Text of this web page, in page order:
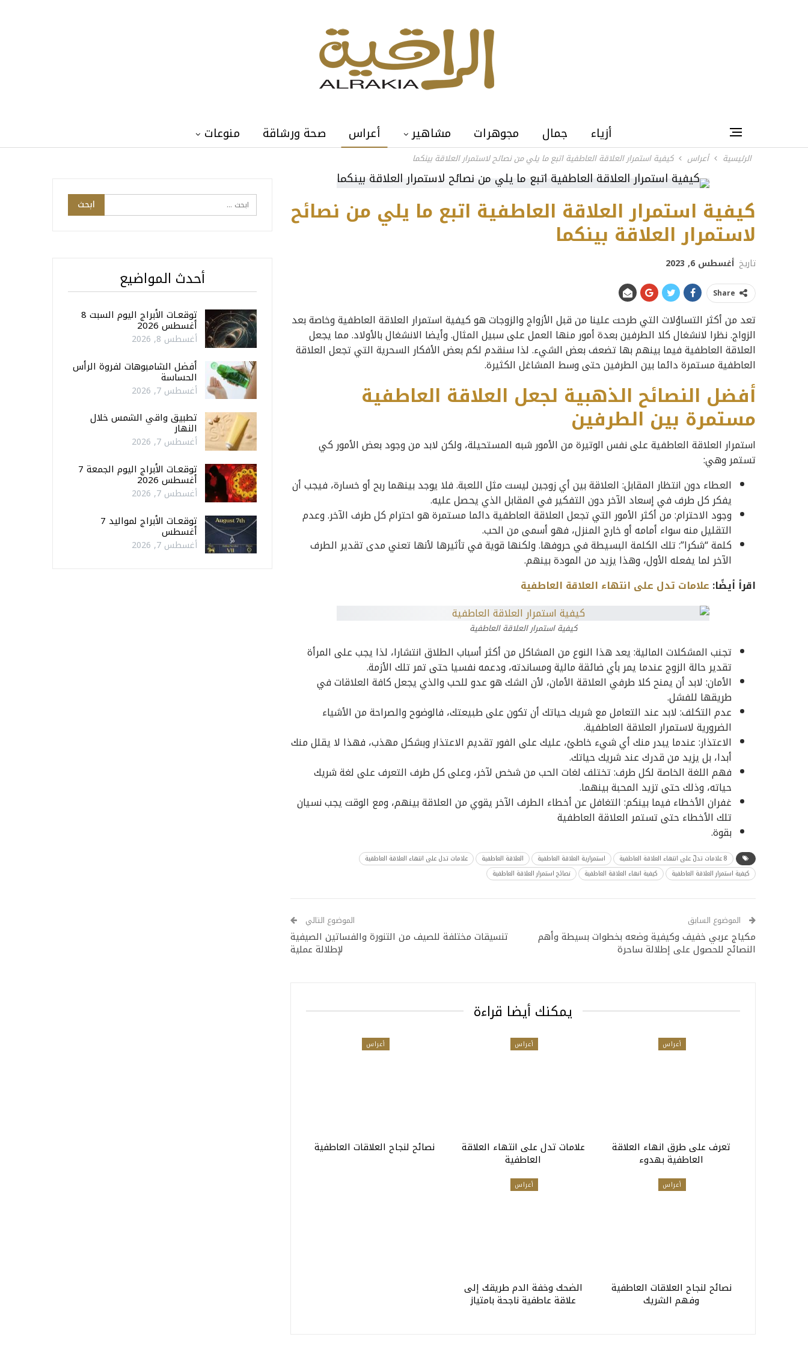
أزياء جمال مجوهرات مشاهير أعراس صحة ورشاقة منوعات
الرئيسية أعراس كيفية استمرار العلاقة العاطفية اتبع ما يلي من نصائح لاستمرار العلاقة بينكما
كيفية استمرار العلاقة العاطفية اتبع ما يلي من نصائح
لاستمرار العلاقة بينكما
تاريخ أغسطس 6, 2023
Share
تعد من أكثر التساؤلات التي طرحت علينا من قبل الأزواج والزوجات هو كيفية استمرار العلاقة العاطفية وخاصة بعد
الزواج. نظرا لانشغال كلا الطرفين بعدة أمور منها العمل على سبيل المثال. وأيضا الانشغال بالأولاد. مما يجعل
العلاقة العاطفية فيما بينهم بها تضعف بعض الشيء. لذا سنقدم لكم بعض الأفكار السحرية التي تجعل العلاقة
العاطفية مستمرة دائما بين الطرفين حتى وسط المشاغل الكثيرة.
أفضل النصائح الذهبية لجعل العلاقة العاطفية
مستمرة بين الطرفين
استمرار العلاقة العاطفية على نفس الوتيرة من الأمور شبه المستحيلة، ولكن لابد من وجود بعض الأمور كي
تستمر وهي:
العطاء دون انتظار المقابل: العلاقة بين أي زوجين ليست مثل اللعبة. فلا يوجد بينهما ربح أو خسارة، فيجب أن
يفكر كل طرف في إسعاد الآخر دون التفكير في المقابل الذي يحصل عليه.
وجود الاحترام: من أكثر الأمور التي تجعل العلاقة العاطفية دائما مستمرة هو احترام كل طرف الآخر. وعدم
التقليل منه سواء أمامه أو خارج المنزل، فهو أسمى من الحب.
كلمة “شكرا”: تلك الكلمة البسيطة في حروفها. ولكنها قوية في تأثيرها لأنها تعني مدى تقدير الطرف
الآخر لما يفعله الأول، وهذا يزيد من المودة بينهم.
اقرأ أيضًا: علامات تدل على انتهاء العلاقة العاطفية
كيفية استمرار العلاقة العاطفية
تجنب المشكلات المالية: يعد هذا النوع من المشاكل من أكثر أسباب الطلاق انتشارا، لذا يجب على المرأة
تقدير حالة الزوج عندما يمر بأي ضائقة مالية ومساندته، ودعمه نفسيا حتى تمر تلك الأزمة.
الأمان: لابد أن يمنح كلا طرفي العلاقة الأمان، لأن الشك هو عدو للحب والذي يجعل كافة العلاقات في
طريقها للفشل.
عدم التكلف: لابد عند التعامل مع شريك حياتك أن تكون على طبيعتك، فالوضوح والصراحة من الأشياء
الضرورية لاستمرار العلاقة العاطفية.
الاعتذار: عندما يبدر منك أي شيء خاطئ، عليك على الفور تقديم الاعتذار وبشكل مهذب، فهذا لا يقلل منك
أبدا، بل يزيد من قدرك عند شريك حياتك.
فهم اللغة الخاصة لكل طرف: تختلف لغات الحب من شخص لآخر، وعلى كل طرف التعرف على لغة شريك
حياته، وذلك حتى تزيد المحبة بينهما.
غفران الأخطاء فيما بينكم: التغافل عن أخطاء الطرف الآخر يقوي من العلاقة بينهم، ومع الوقت يجب نسيان
تلك الأخطاء حتى تستمر العلاقة العاطفية
بقوة.
8 علامات تدلّ على انتهاء العلاقة العاطفية استمرارية العلاقة العاطفية العلاقة العاطفية
علامات تدل على انتهاء العلاقة العاطفية
كيفية استمرار العلاقة العاطفية
كيفية انهاء العلاقة العاطفية نصائح استمرار العلاقة العاطفية
الموضوع السابق
مكياج عربي خفيف وكيفية وضعه بخطوات بسيطة وأهم
النصائح للحصول على إطلالة ساحرة
الموضوع التالي
تنسيقات مختلفة للصيف من التنورة والفساتين الصيفية
لإطلالة عملية
يمكنك أيضا قراءة
أعراس
تعرف على طرق انهاء العلاقة
العاطفية بهدوء
أعراس
علامات تدل على انتهاء العلاقة
العاطفية
أعراس
نصائح لنجاح العلاقات العاطفية
أعراس
نصائح لنجاح العلاقات العاطفية
وفهم الشريك
أعراس
الضحك وخفة الدم طريقك إلى
علاقة عاطفية ناجحة بامتياز
أحدث المواضيع
توقعـات الأبراج اليوم السبت 8
أغسطس 2026
أغسطس 8, 2026
أفضل الشامبوهات لفروة الرأس
الحساسة
أغسطس 7, 2026
تطبيق واقي الشمس خلال
النهار
أغسطس 7, 2026
توقعـات الأبراج اليوم الجمعة 7
أغسطس 2026
أغسطس 7, 2026
توقعـات الأبراج لمواليد 7
أغسطس
أغسطس 7, 2026